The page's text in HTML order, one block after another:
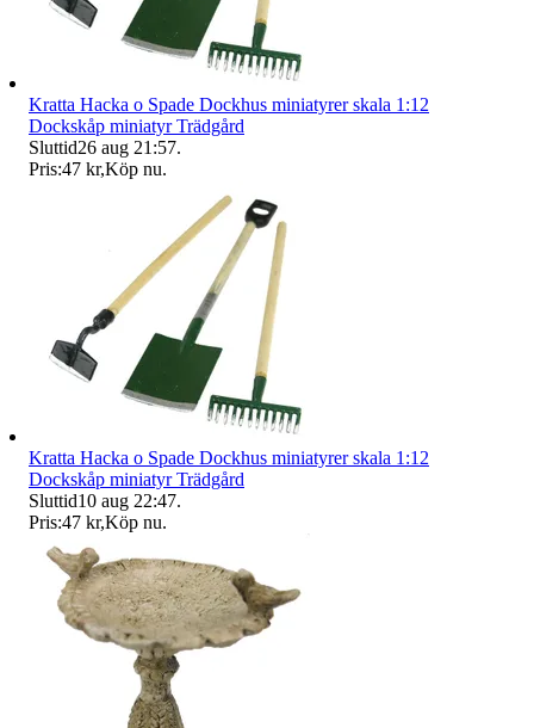
Kratta Hacka o Spade Dockhus miniatyrer skala 1:12
Dockskåp miniatyr Trädgård
Sluttid26 aug 21:57.
Pris:47 kr,Köp nu.
Kratta Hacka o Spade Dockhus miniatyrer skala 1:12
Dockskåp miniatyr Trädgård
Sluttid10 aug 22:47.
Pris:47 kr,Köp nu.